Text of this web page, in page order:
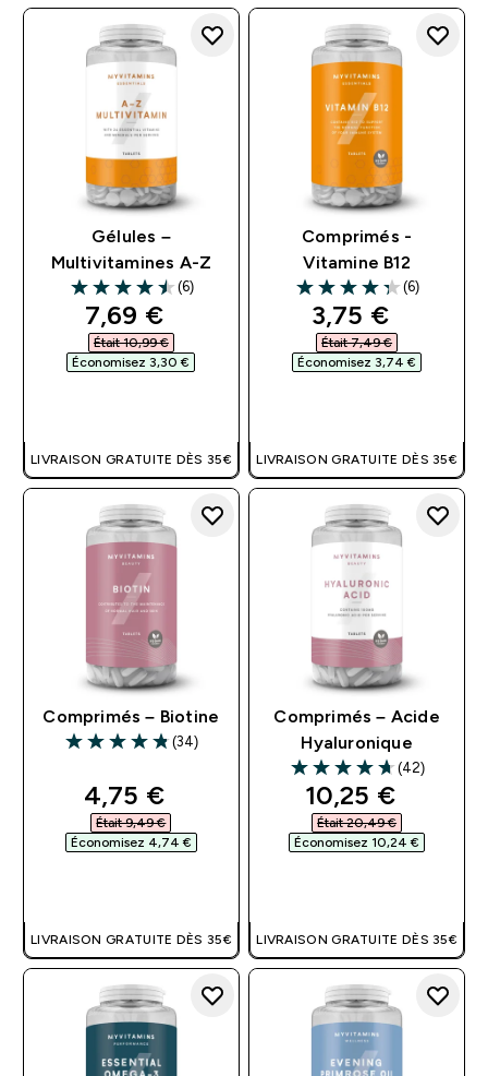
Gélules –
Multivitamines A-Z
4.5 out of 5 stars
(6)
discounted price
7,69 €‎
Était 10,99 €‎
Économisez 3,30 €‎
LIVRAISON GRATUITE DÈS 35€
Comprimés -
Vitamine B12
4.33 out of 5 stars
(6)
discounted
3,75 €‎
Était 7,49 €‎
Économisez 3,74 €‎
LIVRAISON GRATUITE DÈS 35€
Comprimés – Biotine
4.82 out of 5 stars
(34)
discounted price
4,75 €‎
Était 9,49 €‎
Économisez 4,74 €‎
LIVRAISON GRATUITE DÈS 35€
Comprimés – Acide
Hyaluronique
4.67 out of 5 stars
(42)
discounted
10,25 €‎
Était 20,49 €‎
Économisez 10,24 €‎
LIVRAISON GRATUITE DÈS 35€